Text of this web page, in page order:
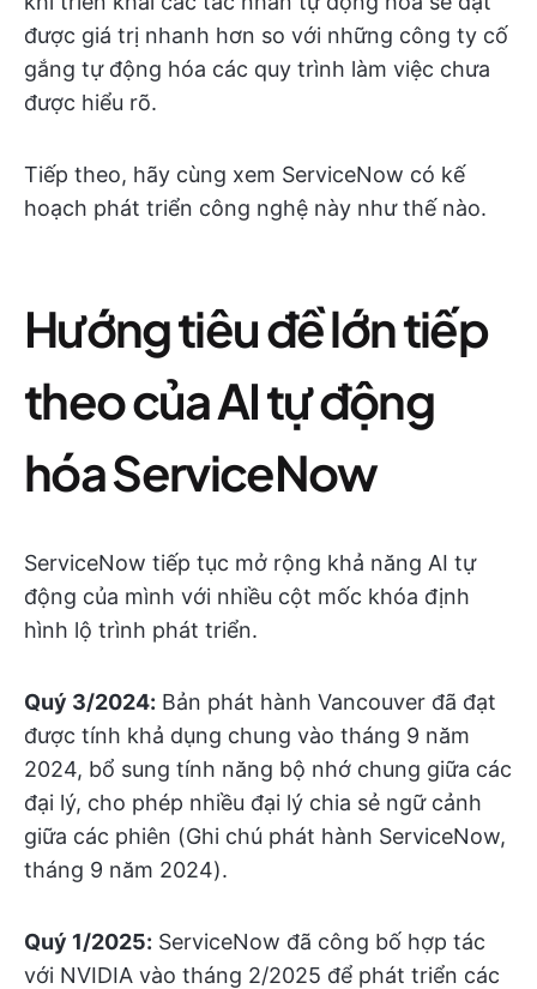
được giá trị nhanh hơn so với những công ty cố
gắng tự động hóa các quy trình làm việc chưa
được hiểu rõ.
Tiếp theo, hãy cùng xem ServiceNow có kế
hoạch phát triển công nghệ này như thế nào.
Hướng tiêu đề lớn tiếp
theo của AI tự động
hóa ServiceNow
ServiceNow tiếp tục mở rộng khả năng AI tự
động của mình với nhiều cột mốc khóa định
hình lộ trình phát triển.
Quý 3/2024: Bản phát hành Vancouver đã đạt
được tính khả dụng chung vào tháng 9 năm
2024, bổ sung tính năng bộ nhớ chung giữa các
đại lý, cho phép nhiều đại lý chia sẻ ngữ cảnh
giữa các phiên (Ghi chú phát hành ServiceNow,
tháng 9 năm 2024).
Quý 1/2025: ServiceNow đã công bố hợp tác
với NVIDIA vào tháng 2/2025 để phát triển các